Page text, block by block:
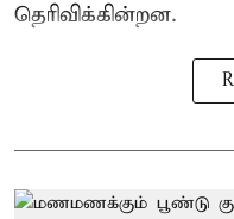
தெரிவிக்கின்றன.